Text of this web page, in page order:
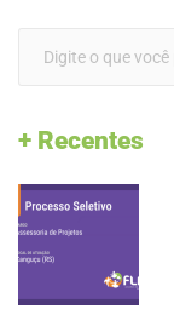
+ Recentes